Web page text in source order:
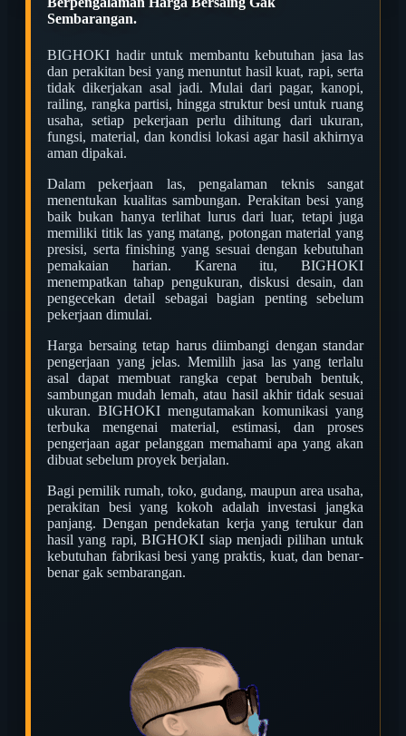
Sembarangan.
BIGHOKI hadir untuk membantu kebutuhan jasa las
dan perakitan besi yang menuntut hasil kuat, rapi, serta
tidak dikerjakan asal jadi. Mulai dari pagar, kanopi,
railing, rangka partisi, hingga struktur besi untuk ruang
usaha, setiap pekerjaan perlu dihitung dari ukuran,
fungsi, material, dan kondisi lokasi agar hasil akhirnya
aman dipakai.
Dalam pekerjaan las, pengalaman teknis sangat
menentukan kualitas sambungan. Perakitan besi yang
baik bukan hanya terlihat lurus dari luar, tetapi juga
memiliki titik las yang matang, potongan material yang
presisi, serta finishing yang sesuai dengan kebutuhan
pemakaian harian. Karena itu, BIGHOKI
menempatkan tahap pengukuran, diskusi desain, dan
pengecekan detail sebagai bagian penting sebelum
pekerjaan dimulai.
Harga bersaing tetap harus diimbangi dengan standar
pengerjaan yang jelas. Memilih jasa las yang terlalu
asal dapat membuat rangka cepat berubah bentuk,
sambungan mudah lemah, atau hasil akhir tidak sesuai
ukuran. BIGHOKI mengutamakan komunikasi yang
terbuka mengenai material, estimasi, dan proses
pengerjaan agar pelanggan memahami apa yang akan
dibuat sebelum proyek berjalan.
Bagi pemilik rumah, toko, gudang, maupun area usaha,
perakitan besi yang kokoh adalah investasi jangka
panjang. Dengan pendekatan kerja yang terukur dan
hasil yang rapi, BIGHOKI siap menjadi pilihan untuk
kebutuhan fabrikasi besi yang praktis, kuat, dan benar-
benar gak sembarangan.